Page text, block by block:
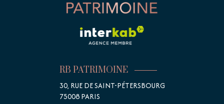
RB PATRIMOINE
30, RUE DE SAINT-PÉTERSBOURG
75008PARIS